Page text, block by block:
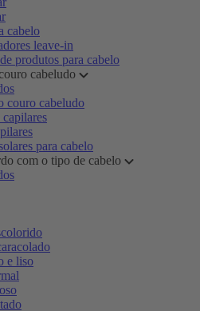
cabelo
leave-in
produtos para cabelo
cabeludo
couro cabeludo
para cabelo
com o tipo de cabelo
e liso